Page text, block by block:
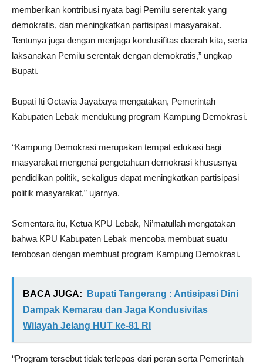
memberikan kontribusi nyata bagi Pemilu serentak yang
demokratis, dan meningkatkan partisipasi masyarakat.
Tentunya juga dengan menjaga kondusifitas daerah kita, serta
laksanakan Pemilu serentak dengan demokratis,” ungkap
Bupati.
Bupati Iti Octavia Jayabaya mengatakan, Pemerintah
Kabupaten Lebak mendukung program Kampung Demokrasi.
“Kampung Demokrasi merupakan tempat edukasi bagi
masyarakat mengenai pengetahuan demokrasi khususnya
pendidikan politik, sekaligus dapat meningkatkan partisipasi
politik masyarakat,” ujarnya.
Sementara itu, Ketua KPU Lebak, Ni’matullah mengatakan
bahwa KPU Kabupaten Lebak mencoba membuat suatu
terobosan dengan membuat program Kampung Demokrasi.
BACA JUGA:
Bupati Tangerang : Antisipasi Dini
Dampak Kemarau dan Jaga Kondusivitas
Wilayah Jelang HUT ke-81 RI
“Program tersebut tidak terlepas dari peran serta Pemerintah